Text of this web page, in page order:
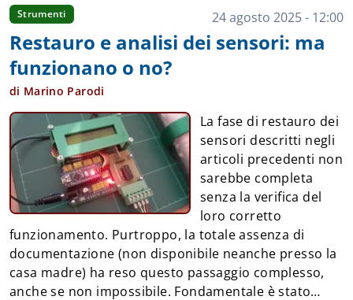
unico procedimento: collegare i due fili di
alimentazione (0 e 5V) e i due fili del protocollo (SDA
e SCL) ai pin dedicati di Arduino, scaricare la libreria,
caricare lo sketch di esempio… e voilà, il sensore
funziona. Da qui a trovarsi decine di progetti di
stadi amplificatori analog...
Strumenti 24 agosto 2025 - 12:00
Restauro e analisi dei sensori: ma
funzionano o no?
di Marino Parodi
La fase di restauro dei
sensori descritti negli
articoli precedenti non
sarebbe completa
senza la verifica del
loro corretto
funzionamento. Purtroppo, la totale assenza di
documentazione (non disponibile neanche presso la
casa madre) ha reso questo passaggio complesso,
anche se non impossibile. Fondamentale è stato